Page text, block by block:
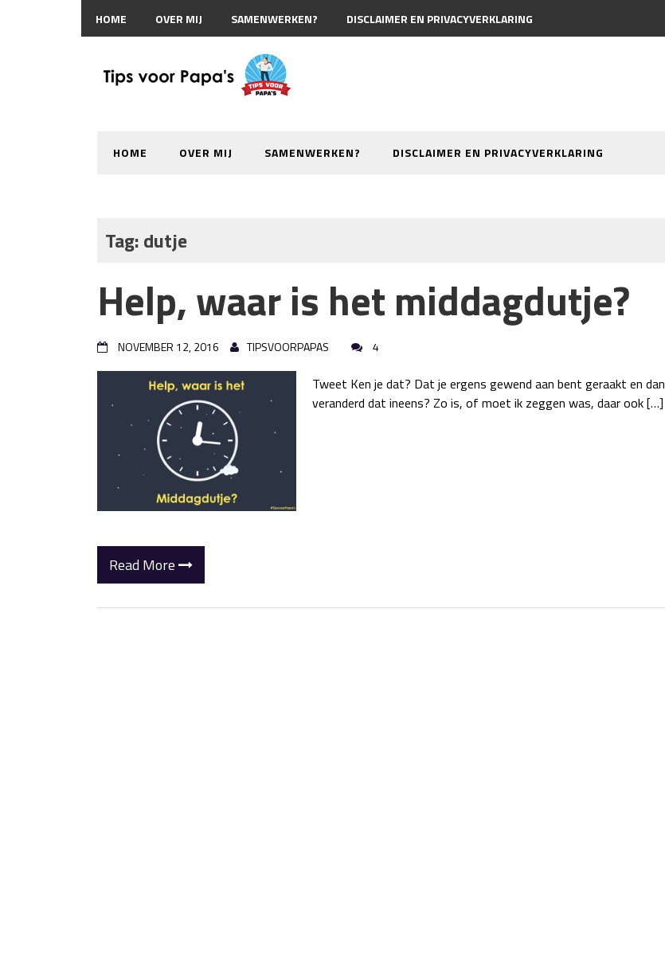
HOME OVER MIJ SAMENWERKEN? DISCLAIMER EN PRIVACYVERKLARING
HOME OVER MIJ SAMENWERKEN? DISCLAIMER EN PRIVACYVERKLARING
Tag:dutje
Help, waar is het middagdutje?
NOVEMBER 12, 2016 TIPSVOORPAPAS 4
Tweet Ken je dat? Dat je ergens gewend aan bent geraakt en dan
veranderd dat ineens? Zo is, of moet ik zeggen was, daar ook […]
Read More